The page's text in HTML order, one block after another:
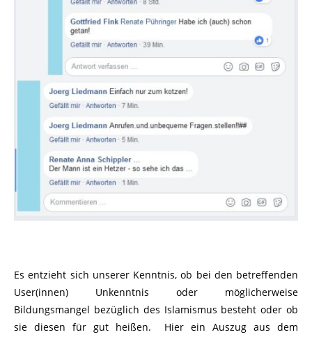
Es entzieht sich unserer Kenntnis, ob bei den betreffenden
User(innen) Unkenntnis oder möglicherweise
Bildungsmangel bezüglich des Islamismus besteht oder ob
sie diesen für gut heißen. Hier ein Auszug aus dem